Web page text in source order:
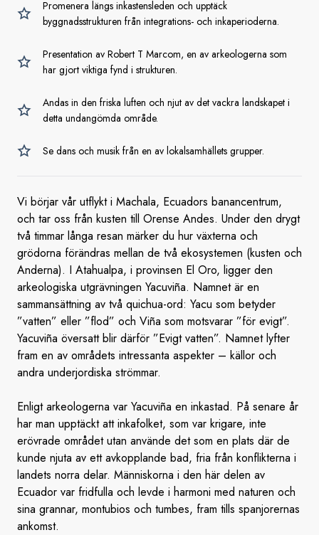
Promenera längs inkastensleden och upptäck
byggnadsstrukturen från integrations- och inkaperioderna.
Presentation av Robert T Marcom, en av arkeologerna som
har gjort viktiga fynd i strukturen.
Andas in den friska luften och njut av det vackra landskapet i
detta undangömda område.
Se dans och musik från en av lokalsamhällets grupper.
Vi börjar vår utflykt i Machala, Ecuadors banancentrum,
och tar oss från kusten till Orense Andes. Under den drygt
två timmar långa resan märker du hur växterna och
grödorna förändras mellan de två ekosystemen (kusten och
Anderna). I Atahualpa, i provinsen El Oro, ligger den
arkeologiska utgrävningen Yacuviña. Namnet är en
sammansättning av två quichua-ord: Yacu som betyder
”vatten” eller ”flod” och Viña som motsvarar ”för evigt”.
Yacuviña översatt blir därför ”Evigt vatten”. Namnet lyfter
fram en av områdets intressanta aspekter – källor och
andra underjordiska strömmar.
Enligt arkeologerna var Yacuviña en inkastad. På senare år
har man upptäckt att inkafolket, som var krigare, inte
erövrade området utan använde det som en plats där de
kunde njuta av ett avkopplande bad, fria från konflikterna i
landets norra delar. Människorna i den här delen av
Ecuador var fridfulla och levde i harmoni med naturen och
sina grannar, montubios och tumbes, fram tills spanjorernas
ankomst.